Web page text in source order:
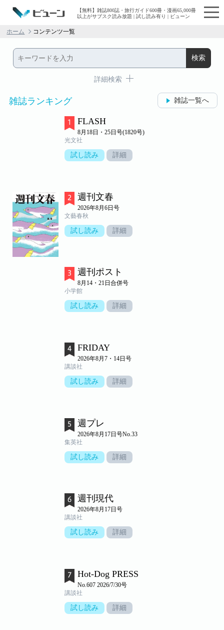
【無料】雑誌800誌・旅行ガイド600冊・漫画65,000冊
以上がサブスク読み放題 | 試し読み有り | ビューン
ホーム コンテンツ一覧
詳細検索
雑誌ランキング 雑誌一覧へ
FLASH
8月18日・25日号(1820号)
光文社
試し読み 詳細
週刊文春
2026年8月6日号
文藝春秋
試し読み 詳細
週刊ポスト
8月14・21日合併号
小学館
試し読み 詳細
FRIDAY
2026年8月7・14日号
講談社
試し読み 詳細
週プレ
2026年8月17日号No.33
集英社
試し読み 詳細
週刊現代
2026年8月17日号
講談社
試し読み 詳細
Hot-Dog PRESS
No.607 2026/7/30号
講談社
試し読み 詳細